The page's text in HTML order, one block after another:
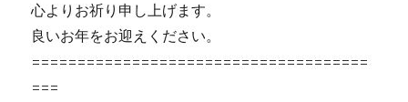
心よりお祈り申し上げます。
良いお年をお迎えください。
=====================================
===